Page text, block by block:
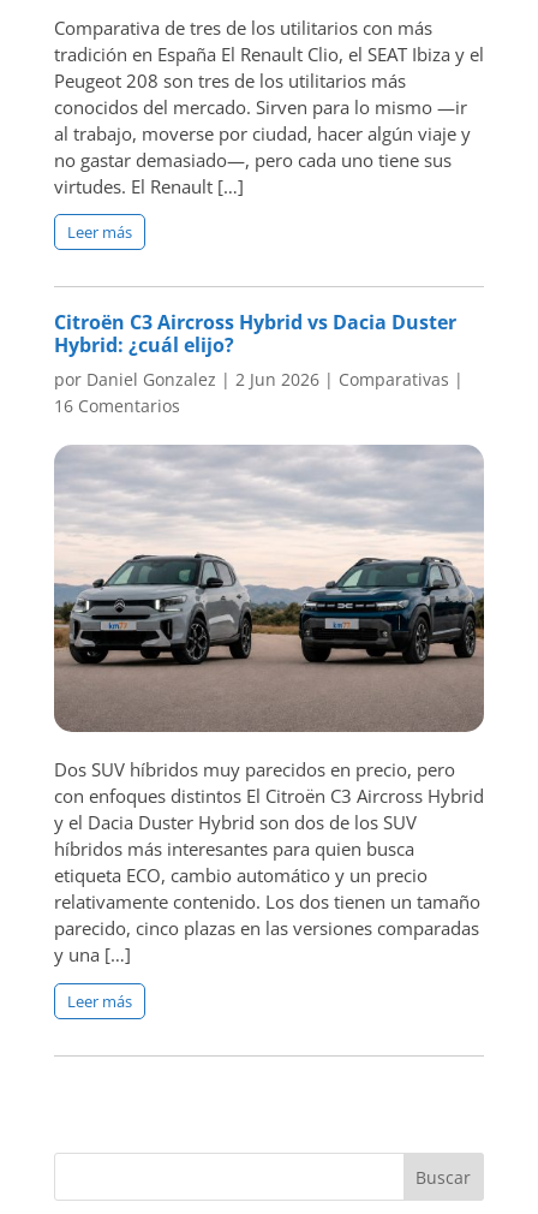
Comparativa de tres de los utilitarios con más
tradición en España El Renault Clio, el SEAT Ibiza y el
Peugeot 208 son tres de los utilitarios más
conocidos del mercado. Sirven para lo mismo —ir
al trabajo, moverse por ciudad, hacer algún viaje y
no gastar demasiado—, pero cada uno tiene sus
virtudes. El Renault […]
Leer más
Citroën C3 Aircross Hybrid vs Dacia Duster
Hybrid: ¿cuál elijo?
por Daniel Gonzalez | 2 Jun 2026| Comparativas |
16 Comentarios
Dos SUV híbridos muy parecidos en precio, pero
con enfoques distintos El Citroën C3 Aircross Hybrid
y el Dacia Duster Hybrid son dos de los SUV
híbridos más interesantes para quien busca
etiqueta ECO, cambio automático y un precio
relativamente contenido. Los dos tienen un tamaño
parecido, cinco plazas en las versiones comparadas
y una […]
Leer más